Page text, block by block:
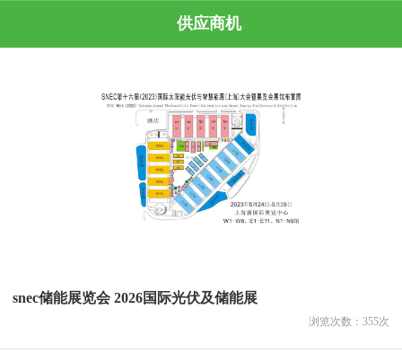
供应商机
snec储能展览会 2026国际光伏及储能展
浏览次数： 355次